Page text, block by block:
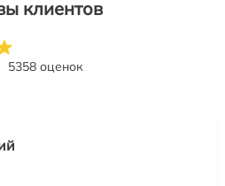
клиентов
5358 оценок